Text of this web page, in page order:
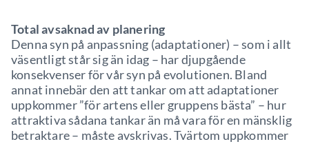
Total avsaknad av planering
Denna syn på anpassning (adaptationer) – som i allt
väsentligt står sig än idag – har djupgående
konsekvenser för vår syn på evolutionen. Bland
annat innebär den att tankar om att adaptationer
uppkommer ”för artens eller gruppens bästa” – hur
attraktiva sådana tankar än må vara för en mänsklig
betraktare – måste avskrivas. Tvärtom uppkommer